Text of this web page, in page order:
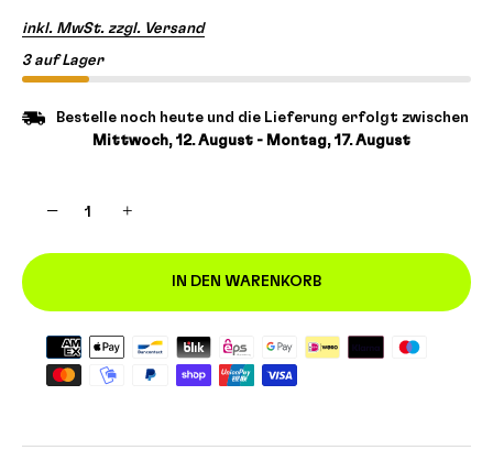
inkl. MwSt. zzgl. Versand
3 auf Lager
Bestelle noch heute und die Lieferung erfolgt zwischen
Mittwoch, 12. August - Montag, 17. August
− +
IN DEN WARENKORB